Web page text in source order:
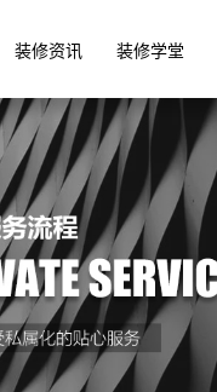
装修资讯 装修学堂